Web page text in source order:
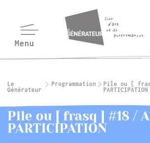
Le
Générateur
Programmation
Pile ou [
PARTICIPATION
Pile ou [ frasq ] #18 /
PARTICIPATION